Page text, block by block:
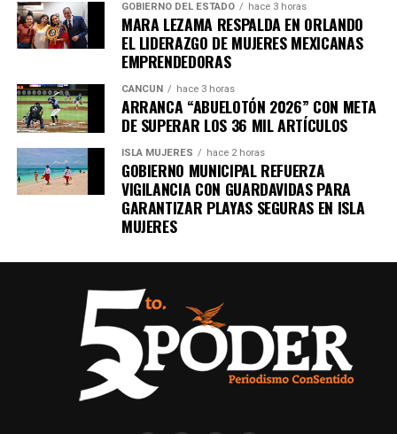
GOBIERNO DEL ESTADO hace 3 horas
MARA LEZAMA RESPALDA EN ORLANDO
EL LIDERAZGO DE MUJERES MEXICANAS
EMPRENDEDORAS
CANCÚN hace 3 horas
ARRANCA “ABUELOTÓN 2026” CON META
DE SUPERAR LOS 36 MIL ARTÍCULOS
ISLA MUJERES hace 2 horas
GOBIERNO MUNICIPAL REFUERZA
VIGILANCIA CON GUARDAVIDAS PARA
GARANTIZAR PLAYAS SEGURAS EN ISLA
MUJERES